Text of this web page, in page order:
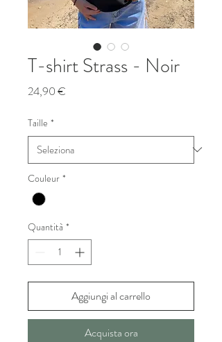
T-shirt Strass - Noir
24,90 €
Taille *
Couleur *
Quantità *
Aggiungi al carrello
Acquista ora